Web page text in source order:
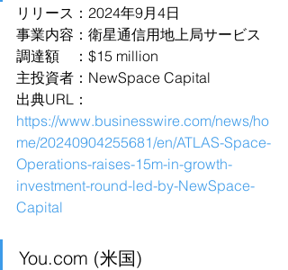
リリース：2024年9月4日
事業内容：衛星通信用地上局サービス
調達額　：$15 million
主投資者：NewSpace Capital
出典URL：
https://www.businesswire.com/news/ho
me/20240904255681/en/ATLAS-Space-
Operations-raises-15m-in-growth-
investment-round-led-by-NewSpace-
Capital
You.com (米国)